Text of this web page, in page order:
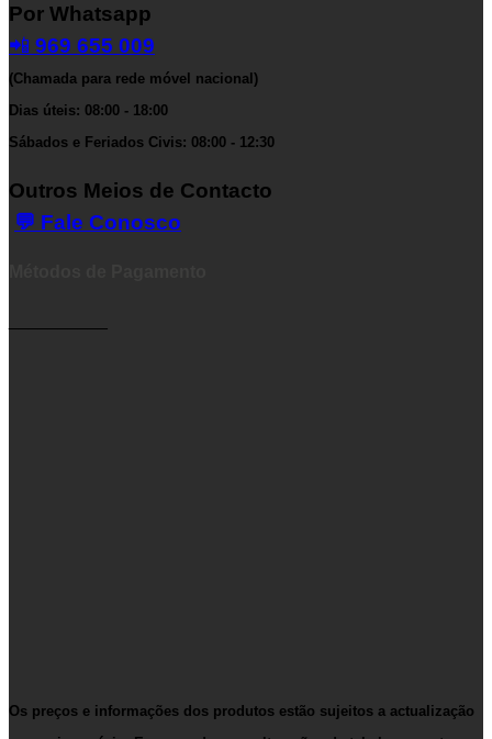
Por Whatsapp
📲 969 655 009
(Chamada para rede móvel nacional)
Dias úteis: 08:00 - 18:00
Sábados e Feriados Civis: 08:00 - 12:30
Outros Meios de Contacto
💬 Fale Conosco
Os preços e informações dos produtos estão sujeitos a actualização